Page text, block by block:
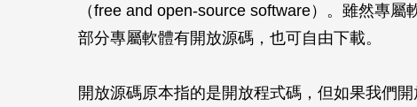
（free and open-source software）。雖然專
部分專屬軟體有開放源碼，也可自由下載。
開放源碼原本指的是開放程式碼，但如果我們